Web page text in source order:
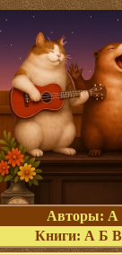
Авторы: А
Книги: А Б В